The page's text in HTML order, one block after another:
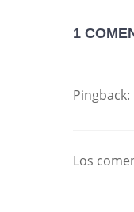
1
Pingback:
Los